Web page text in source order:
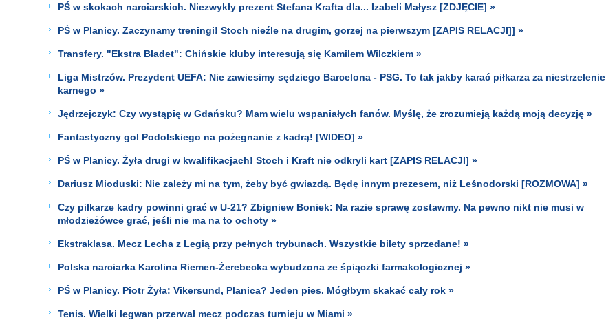
PŚ w skokach narciarskich. Niezwykły prezent Stefana Krafta dla... Izabeli Małysz [ZDJĘCIE] »
PŚ w Planicy. Zaczynamy treningi! Stoch nieźle na drugim, gorzej na pierwszym [ZAPIS RELACJI]] »
Transfery. "Ekstra Bladet": Chińskie kluby interesują się Kamilem Wilczkiem »
Liga Mistrzów. Prezydent UEFA: Nie zawiesimy sędziego Barcelona - PSG. To tak jakby karać piłkarza za niestrzelenie
karnego »
Jędrzejczyk: Czy wystąpię w Gdańsku? Mam wielu wspaniałych fanów. Myślę, że zrozumieją każdą moją decyzję »
Fantastyczny gol Podolskiego na pożegnanie z kadrą! [WIDEO] »
PŚ w Planicy. Żyła drugi w kwalifikacjach! Stoch i Kraft nie odkryli kart [ZAPIS RELACJI] »
Dariusz Mioduski: Nie zależy mi na tym, żeby być gwiazdą. Będę innym prezesem, niż Leśnodorski [ROZMOWA] »
Czy piłkarze kadry powinni grać w U-21? Zbigniew Boniek: Na razie sprawę zostawmy. Na pewno nikt nie musi w
młodzieżówce grać, jeśli nie ma na to ochoty »
Ekstraklasa. Mecz Lecha z Legią przy pełnych trybunach. Wszystkie bilety sprzedane! »
Polska narciarka Karolina Riemen-Żerebecka wybudzona ze śpiączki farmakologicznej »
PŚ w Planicy. Piotr Żyła: Vikersund, Planica? Jeden pies. Mógłbym skakać cały rok »
Tenis. Wielki legwan przerwał mecz podczas turnieju w Miami »